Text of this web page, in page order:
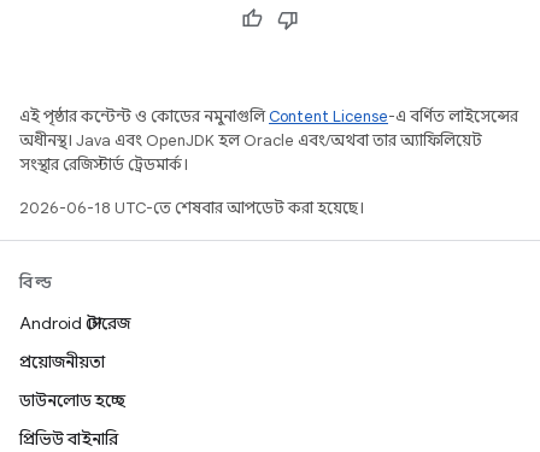
এই পৃষ্ঠার কন্টেন্ট ও কোডের নমুনাগুলিContent License-এ বর্ণিত লাইসেন্সের
অধীনস্থ। Java এবং OpenJDK হল Oracle এবং/অথবা তার অ্যাফিলিয়েট
সংস্থার রেজিস্টার্ড ট্রেডমার্ক।
2026-06-18 UTC-তে শেষবার আপডেট করা হয়েছে।
বিল্ড
Android স্টোরেজ
প্রয়োজনীয়তা
ডাউনলোড হচ্ছে
প্রিভিউ বাইনারি